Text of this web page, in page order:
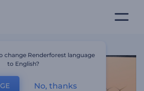
change Renderforest language
to English?
No, thanks